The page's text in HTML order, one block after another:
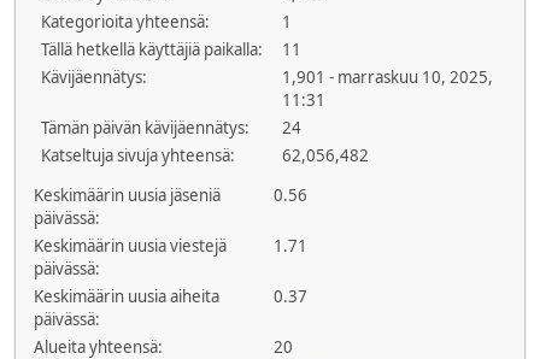
Kategorioita yhteensä:
1
Tällä hetkellä käyttäjiä paikalla:
11
Kävijäennätys:
1,901 - marraskuu 10, 2025,
11:31
Tämän päivän kävijäennätys:
24
Katseltuja sivuja yhteensä:
62,056,482
Keskimäärin uusia jäseniä
päivässä:
0.56
Keskimäärin uusia viestejä
päivässä:
1.71
Keskimäärin uusia aiheita
päivässä:
0.37
Alueita yhteensä:
20